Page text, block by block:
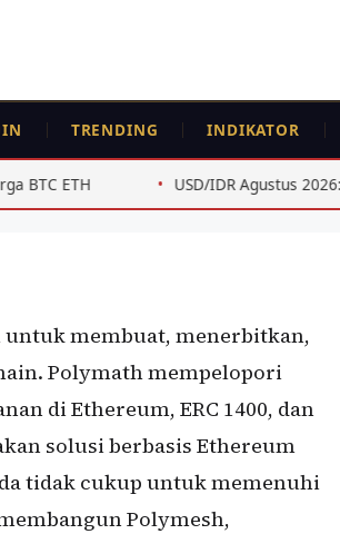
TRENDING INDIKATOR
USD/IDR Agustus 2026: Analisis Teknis
untuk membuat, menerbitkan,
Polymath mempelopori
di Ethereum, ERC 1400, dan
solusi berbasis Ethereum
tidak cukup untuk memenuhi
Polymesh,